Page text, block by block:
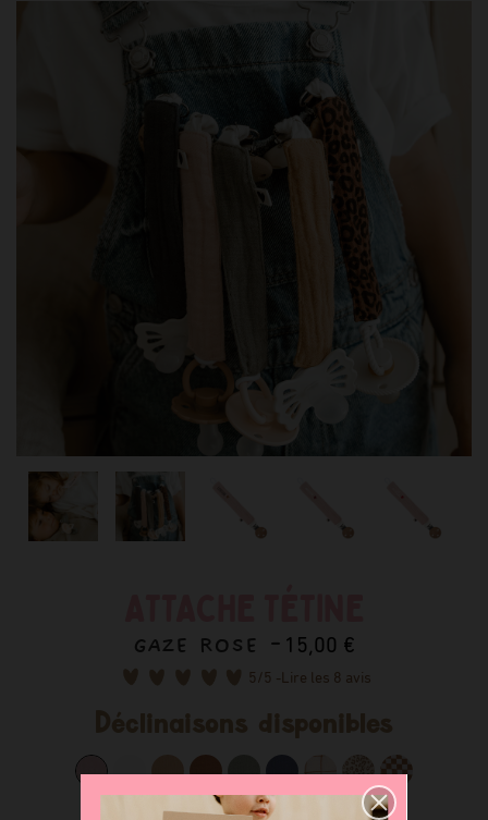
GAZE ROSE - 15,00 €
5 /5 -Lire les 8 avis
Déclinaisons disponibles